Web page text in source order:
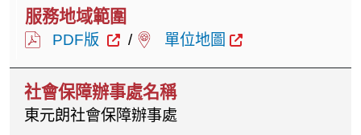
PDF版 / 單位地圖
東元朗社會保障辦事處